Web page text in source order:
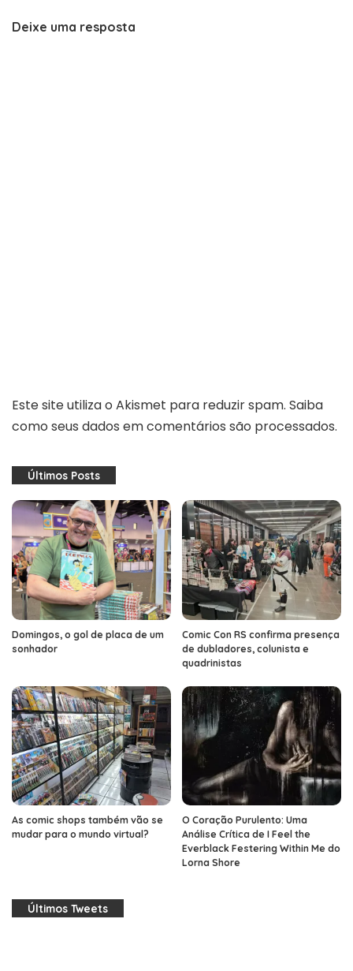
Deixe uma resposta
Este site utiliza o Akismet para reduzir spam. Saiba
como seus dados em comentários são processados.
Últimos Posts
Domingos, o gol de placa de um
sonhador
Comic Con RS confirma presença
de dubladores, colunista e
quadrinistas
As comic shops também vão se
mudar para o mundo virtual?
O Coração Purulento: Uma
Análise Crítica de I Feel the
Everblack Festering Within Me do
Lorna Shore
Últimos Tweets